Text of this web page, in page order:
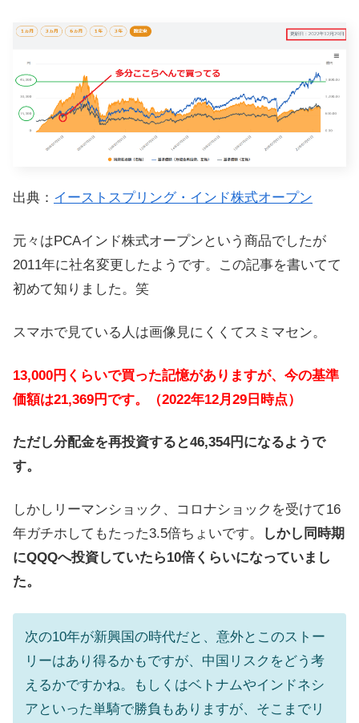
出典： イーストスプリング・インド株式オープン
元々はPCAインド株式オープンという商品でしたが
2011年に社名変更したようです。この記事を書いてて
初めて知りました。笑
スマホで見ている人は画像見にくくてスミマセン。
13,000円くらいで買った記憶がありますが、今の基準
価額は21,369円です。（2022年12月29日時点）
ただし分配金を再投資すると46,354円になるようで
す。
しかしリーマンショック、コロナショックを受けて16
年ガチホしてもたった3.5倍ちょいです。
しかし同時期
にQQQへ投資していたら10倍くらいになっていまし
た。
次の10年が新興国の時代だと、意外とこのストー
リーはあり得るかもですが、中国リスクをどう考
えるかですかね。もしくはベトナムやインドネシ
アといった単騎で勝負もありますが、そこまでリ